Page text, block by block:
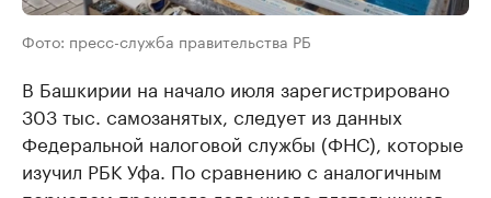
Фото: пресс-служба правительства РБ
В Башкирии на начало июля зарегистрировано
303 тыс. самозанятых, следует из данных
Федеральной налоговой службы (ФНС), которые
изучил РБК Уфа. По сравнению с аналогичным